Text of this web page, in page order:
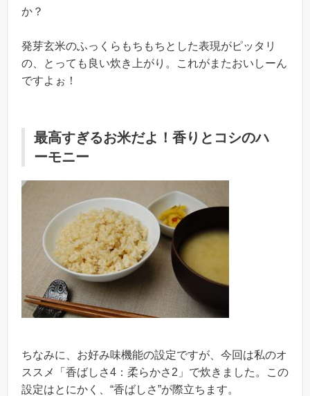
か？
発芽玄米のふっくらもちもちとした表現がピッタリ
の、とっても良い炊き上がり。これがまたおいしーん
ですよぉ！
最高すぎるお米だよ！香りとコシのハ
ーモニー
ちなみに、お好み味機能の設定ですが、今回は私のオ
ススメ「香ばしさ4：柔らかさ2」で炊きました。この
設定はとにかく、“香ばしさ”が際立ちます。